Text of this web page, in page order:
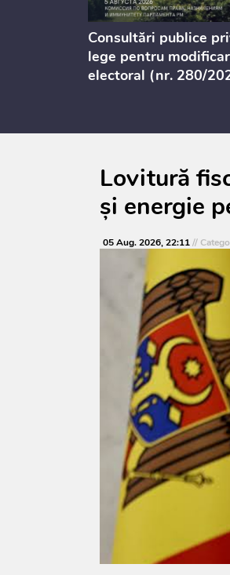
Consultări publice
lege pentru
electoral (nr. 280/
Lovitură
și energie
05 Aug. 2026, 22:11//